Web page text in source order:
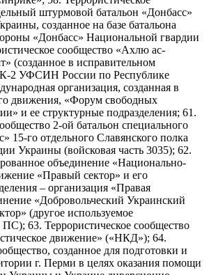
штурмовой батальон «Донбасс»
созданное на базе батальона
«Донбасс» Национальной гвардии
сообщество «Ахлю ас-
(созданное в исправительном
2 УФСИН России по Республике
организация, созданная в
движения, «Форум свободных
и ее структурные подразделения; 61.
2-ой батальон специального
15-го отдельного Славянского полка
Украины (войсковая часть 3035); 62.
объединение «Национально-
«Правый сектор» и его
– организация «Правая
«Добровольческий Украинский
(другое используемое
63. Террористическое сообщество
движение» («НКД»); 64.
созданное для подготовки и
г. Перми в целях оказания помощи